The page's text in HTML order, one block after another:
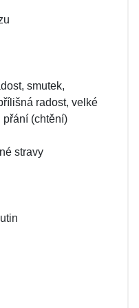
smutek,
radost, velké
přání (chtění)
stravy